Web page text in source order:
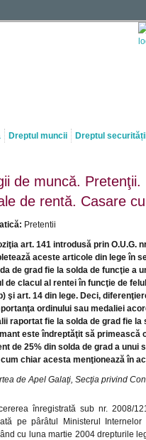
Dreptul muncii Dreptul
de muncă.
de rentă. Casare
Pretentii
art. 141 introdusă prin O.U.G.
aceste articole din lege în
de grad fie la solda de funcţie a
de clacul al rentei în funcţie de
şi art. 14 din lege. Deci,
ordinului sau medaliei
raportat fie la solda de grad fie
este îndreptăţit să primească
de 25% din solda de grad a
chiar acesta menţionează în
de Apel Galaţi, Secţia privind
înregistrată sub nr. 2008/
pe pârâtul Ministerul
cu luna martie 2004 drepturile